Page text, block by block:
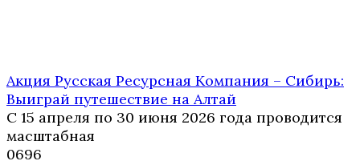
Акция Русская Ресурсная Компания – Сибирь:
Выиграй путешествие на Алтай
С 15 апреля по 30 июня 2026 года проводится
масштабная
0696